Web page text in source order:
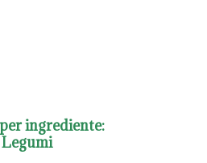
ingrediente:
Legumi